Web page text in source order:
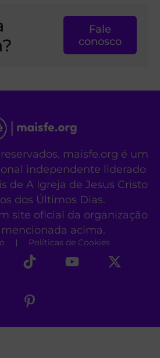
Fale
conosco
maisfe.org é um
independente liderado
de A Igreja de Jesus Cristo
dos Últimos Dias.
site oficial da organização
acima.
Políticas de Cookies